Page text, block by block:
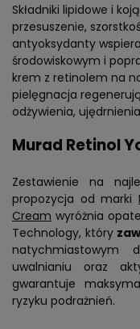
Składniki lipidowe i
przesuszenie,
antyoksydanty
środowiskowym i
krem z retinolem na
pielęgnacja
odżywienia,
Murad Retinol
Zestawienie na
propozycja od marki
Cream wyróżnia
Technology, który
natychmiastowym
uwalnianiu oraz
gwarantuje
ryzyku podrażnień.